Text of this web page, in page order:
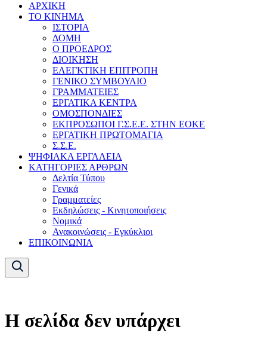
ΑΡΧΙΚΗ
ΤΟ ΚΙΝΗΜΑ
ΙΣΤΟΡΙΑ
ΔΟΜΗ
Ο ΠΡΟΕΔΡΟΣ
ΔΙΟΙΚΗΣΗ
ΕΛΕΓΚΤΙΚΗ ΕΠΙΤΡΟΠΗ
ΓΕΝΙΚΟ ΣΥΜΒΟΥΛΙΟ
ΓΡΑΜΜΑΤΕΙΕΣ
ΕΡΓΑΤΙΚΑ ΚΕΝΤΡΑ
ΟΜΟΣΠΟΝΔΙΕΣ
ΕΚΠΡΟΣΩΠΟΙ Γ.Σ.Ε.Ε. ΣΤΗΝ ΕΟΚΕ
ΕΡΓΑΤΙΚΗ ΠΡΩΤΟΜΑΓΙΑ
Σ.Σ.Ε.
ΨΗΦΙΑΚΑ ΕΡΓΑΛΕΙΑ
ΚΑΤΗΓΟΡΙΕΣ ΑΡΘΡΩΝ
Δελτία Τύπου
Γενικά
Γραμματείες
Εκδηλώσεις - Κινητοποιήσεις
Νομικά
Ανακοινώσεις - Εγκύκλιοι
ΕΠΙΚΟΙΝΩΝΙΑ
Η σελίδα δεν υπάρχει